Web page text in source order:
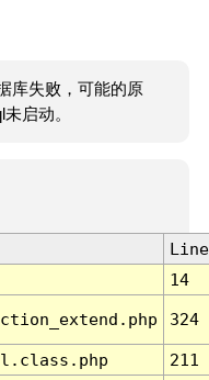
库失败，可能的原
启动。
Line
14
324
211